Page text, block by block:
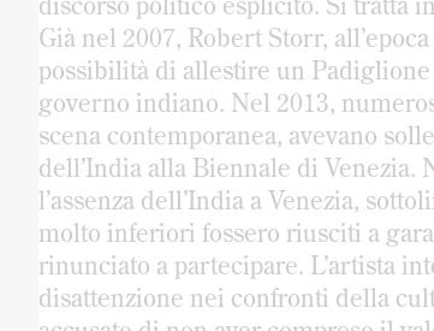
Già nel 2007, Robert Storr,
possibilità di allestire un
governo indiano. Nel 2013,
scena contemporanea, avevano
dell’India alla Biennale di
l’assenza dell’India a Venezia,
molto inferiori fossero riusciti a
rinunciato a partecipare. L’artista
disattenzione nei confronti della